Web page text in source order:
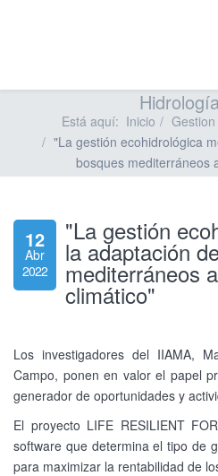
Está aquí: Inicio
"La gestión ecohidrológica
bosques mediterráneos
12
Abr
2022
"La gestión
la adaptación
mediterráneos
climático"
Los investigadores del IIAMA,
Campo, ponen en valor el papel
generador de oportunidades y
El proyecto LIFE RESILIENT
software que determina el tipo de
para maximizar la rentabilidad de